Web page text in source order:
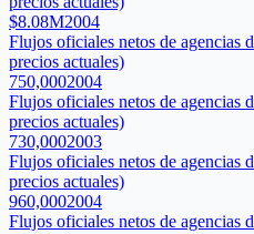
$8.08M2004
Flujos oficiales netos de
precios actuales)
750,0002004
Flujos oficiales netos de
precios actuales)
730,0002003
Flujos oficiales netos de
precios actuales)
960,0002004
Flujos oficiales netos de